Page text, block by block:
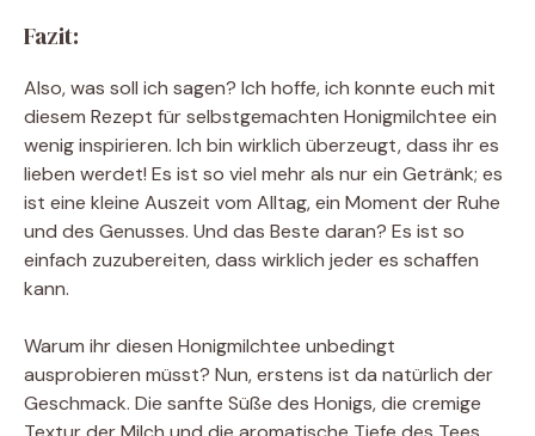
Fazit:
Also, was soll ich sagen? Ich hoffe, ich konnte euch mit
diesem Rezept für selbstgemachten Honigmilchtee ein
wenig inspirieren. Ich bin wirklich überzeugt, dass ihr es
lieben werdet! Es ist so viel mehr als nur ein Getränk; es
ist eine kleine Auszeit vom Alltag, ein Moment der Ruhe
und des Genusses. Und das Beste daran? Es ist so
einfach zuzubereiten, dass wirklich jeder es schaffen
kann.
Warum ihr diesen Honigmilchtee unbedingt
ausprobieren müsst? Nun, erstens ist da natürlich der
Geschmack. Die sanfte Süße des Honigs, die cremige